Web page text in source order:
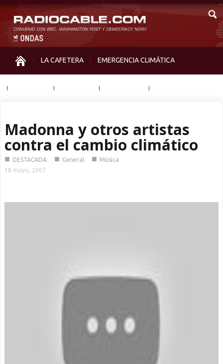
LA CAFETERA EMERGENCIA CLIMÁTICA
Madonna y otros artistas
contra el cambio climático
■ DESTACADA ■ General ■ Música
18 mayo, 2007